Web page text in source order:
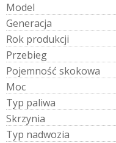
Model
Generacja
Rok produkcji
Przebieg
Pojemność skokowa
Moc
Typ paliwa
Skrzynia
Typ nadwozia